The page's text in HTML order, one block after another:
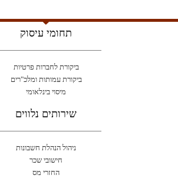
תחומי עיסוק
ביקורת לחברות פרטיות
ביקורת עמותות ומלכ"רים
מיסוי בינלאומי
שירותים נלווים
ניהול הנהלת חשבונות
חישובי שכר
החזרי מס